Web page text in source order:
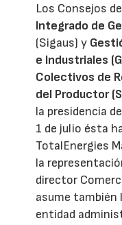
Los Consejos
Integrado de
(Sigaus) y
e Industriales
Colectivos de
del Productor
la presidencia
1 de julio ésta
TotalEnergies
la
director
asume también
entidad